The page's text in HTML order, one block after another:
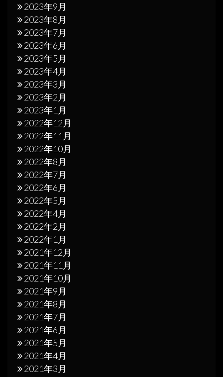
2023年9月
2023年8月
2023年7月
2023年6月
2023年5月
2023年4月
2023年3月
2023年2月
2023年1月
2022年12月
2022年11月
2022年10月
2022年8月
2022年7月
2022年6月
2022年5月
2022年4月
2022年2月
2022年1月
2021年12月
2021年11月
2021年10月
2021年9月
2021年8月
2021年7月
2021年6月
2021年5月
2021年4月
2021年3月